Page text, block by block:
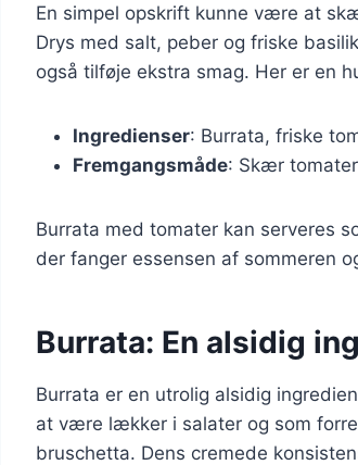
En simpel opskrift kunne være at
Drys med salt, peber og friske
også tilføje ekstra smag. Her er en
Ingredienser: Burrata, friske
Fremgangsmåde: Skær
Burrata med tomater kan serveres
der fanger essensen af sommeren
Burrata: En alsidig
Burrata er en utrolig alsidig
at være lækker i salater og som
bruschetta. Dens cremede